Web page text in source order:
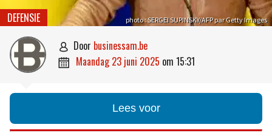
photo : SERGEI SUPINSKY/AFP par Getty Images
DEFENSIE
 door businessam.be
 maandag 23 juni 2025 om 15:31
Lees voor